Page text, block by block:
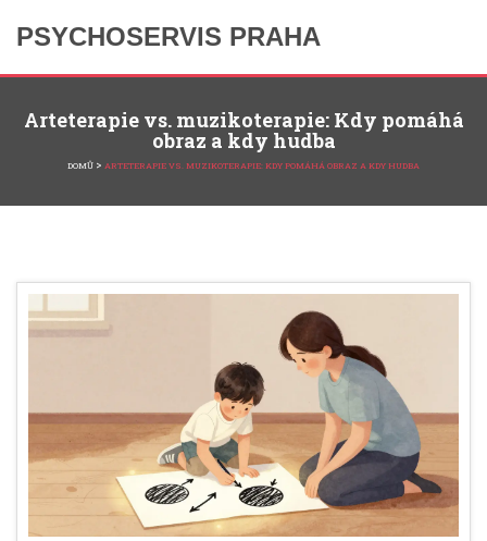
PSYCHOSERVIS PRAHA
Arteterapie vs. muzikoterapie: Kdy pomáhá
obraz a kdy hudba
DOMŮ > ARTETERAPIE VS. MUZIKOTERAPIE: KDY POMÁHÁ OBRAZ A KDY HUDBA